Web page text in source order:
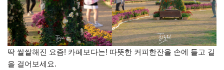
딱 쌀쌀해진 요즘! 카페보다는! 따뜻한 커피한잔을 손에 들고 길
을 걸어보세요.